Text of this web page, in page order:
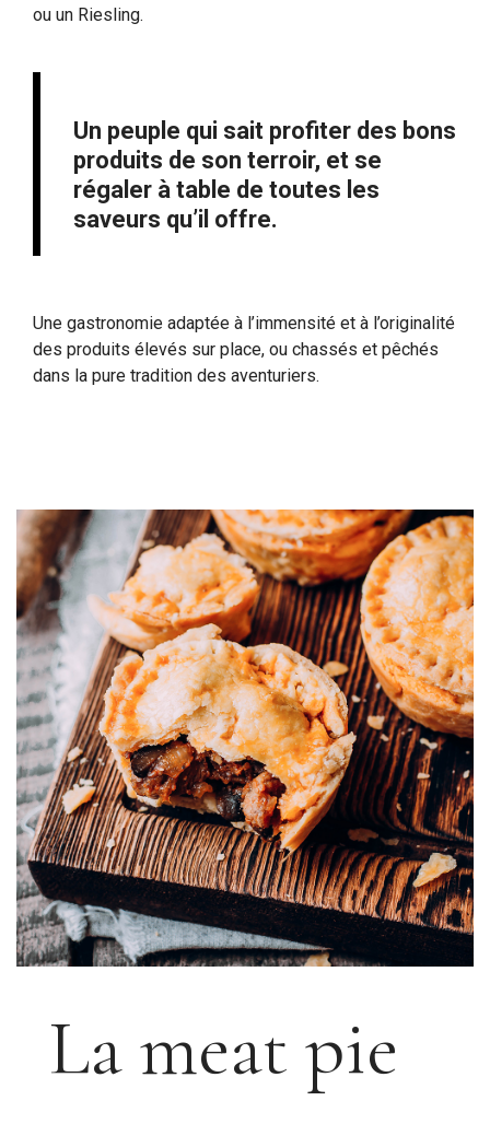
ou un Riesling.
Un peuple qui sait profiter des bons
produits de son terroir, et se
régaler à table de toutes les
saveurs qu’il offre.
Une gastronomie adaptée à l’immensité et à l’originalité
des produits élevés sur place, ou chassés et pêchés
dans la pure tradition des aventuriers.
La meat pie